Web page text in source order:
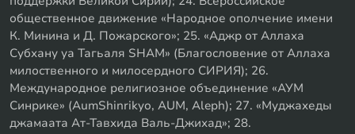
общественное движение «Народное ополчение имени
К. Минина и Д. Пожарского»; 25. «Аджр от Аллаха
Субхану уа Тагьаля SHAM» (Благословение от Аллаха
милоственного и милосердного СИРИЯ); 26.
Международное религиозное объединение «АУМ
Синрике» (AumShinrikyo, AUM, Aleph); 27. «Муджахеды
джамаата Ат-Тавхида Валь-Джихад»; 28.